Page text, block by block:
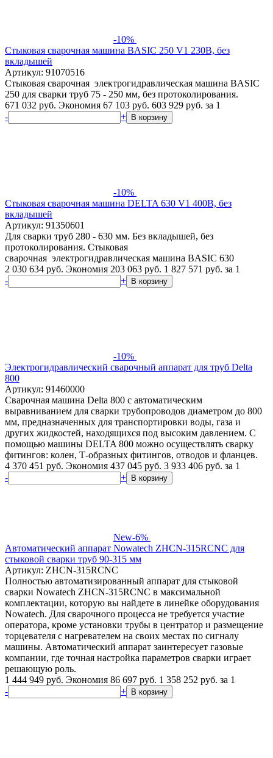
-10%
Стыковая сварочная машина BASIC 250 V1 230В, без
вкладышей
Артикул: 91070516
Стыковая сварочная электрогидравлическая машина BASIC
250 для сварки труб 75 - 250 мм, без протоколирования.
671 032 руб. Экономия 67 103 руб. 603 929 руб. за 1
-
+ В корзину
-10%
Стыковая сварочная машина DELTA 630 V1 400В, без
вкладышей
Артикул: 91350601
Для сварки труб 280 - 630 мм. Без вкладышей, без
протоколирования. Стыковая
сварочная электрогидравлическая машина BASIC 630
2 030 634 руб. Экономия 203 063 руб. 1 827 571 руб. за 1
-
+ В корзину
-10%
Электрогидравлический сварочный аппарат для труб Delta
800
Артикул: 91460000
Сварочная машина Delta 800 с автоматическим
выравниванием для сварки трубопроводов диаметром до 800
мм, предназначенных для транспортировки воды, газа и
других жидкостей, находящихся под высоким давлением. С
помощью машины DELTA 800 можно осуществлять сварку
фитингов: колен, Т-образных фитингов, отводов и фланцев.
4 370 451 руб. Экономия 437 045 руб. 3 933 406 руб. за 1
-
+ В корзину
New-6%
Автоматический аппарат Nowatech ZHCN-315RCNC для
стыковой сварки труб 90-315 мм
Артикул: ZHCN-315RCNC
Полностью автоматизированный аппарат для стыковой
сварки Nowatech ZHCN-315RCNC в максимальной
комплектации, которую вы найдете в линейке оборудования
Nowatech. Для сварочного процесса не требуется участие
оператора, кроме установки трубы в центратор и размещение
торцевателя с нагревателем на своих местах по сигналу
машины. Автоматический аппарат заинтересует газовые
компании, где точная настройка параметров сварки играет
решающую роль.
1 444 949 руб. Экономия 86 697 руб. 1 358 252 руб. за 1
-
+ В корзину